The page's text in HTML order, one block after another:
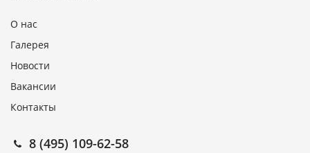
О нас
Галерея
Новости
Вакансии
Контакты
8 (495) 109-62-58